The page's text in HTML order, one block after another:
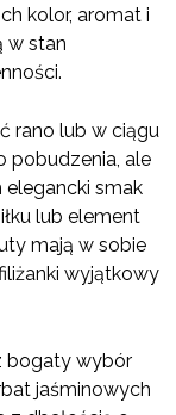
kolor, aromat i
w stan
rano lub w ciągu
pobudzenia, ale
elegancki smak
lub element
mają w sobie
wyjątkowy
bogaty wybór
jaśminowych